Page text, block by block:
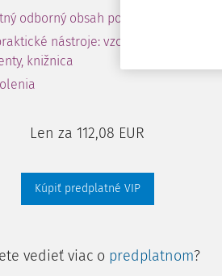
odborný obsah portálu
nástroje: vzory, smart
knižnica
Len za 112,08 EUR
Kúpiť predplatné VIP
vedieť viac o predplatnom?